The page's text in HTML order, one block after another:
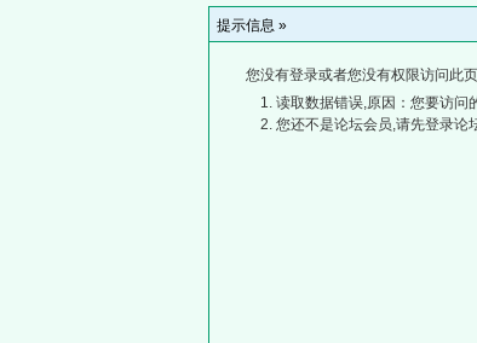
提示信息 »
您没有登录或者您没有权限访问此
读取数据错误,原因：您要访问
您还不是论坛会员,请先登录论